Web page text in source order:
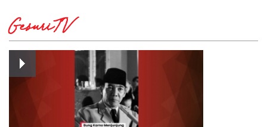
GesuriTV